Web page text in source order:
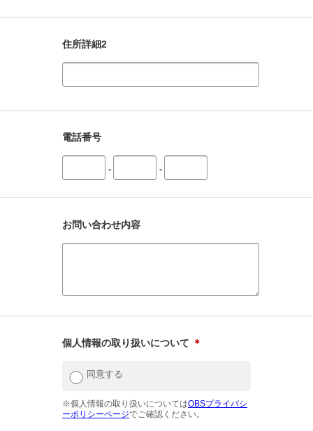
住所詳細2
電話番号
- -
お問い合わせ内容
個人情報の取り扱いについて ＊
同意する
※個人情報の取り扱いについてはOBSプライバシ
ーポリシーページでご確認ください。